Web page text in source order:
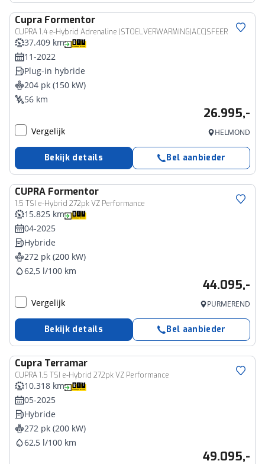
Cupra Formentor
CUPRA 1.4 e-Hybrid Adrenaline |STOELVERWARMING|ACC|SFEER
37.409 km
11-2022
Plug-in hybride
204 pk (150 kW)
56 km
26.995,-
Vergelijk HELMOND
Bekijk details Bel aanbieder
CUPRA Formentor
1.5 TSI e-Hybrid 272pk VZ Performance
15.825 km
04-2025
Hybride
272 pk (200 kW)
62,5 l/100 km
44.095,-
Vergelijk PURMEREND
Bekijk details Bel aanbieder
Cupra Terramar
CUPRA 1.5 TSI e-Hybrid 272pk VZ Performance
10.318 km
05-2025
Hybride
272 pk (200 kW)
62,5 l/100 km
49.095,-